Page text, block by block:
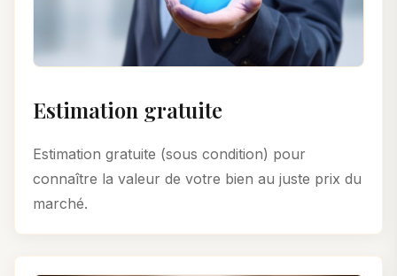
Estimation gratuite
Estimation gratuite (sous condition) pour
connaître la valeur de votre bien au juste prix du
marché.